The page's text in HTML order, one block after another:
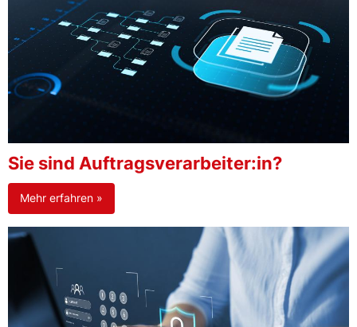
Sie sind Auftragsverarbeiter:in?
Mehr erfahren »